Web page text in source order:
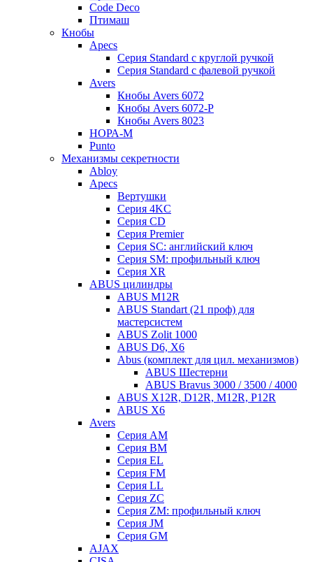
Code Deco
Птимаш
Кнобы
Apecs
Серия Standard с круглой ручкой
Серия Standard с фалевой ручкой
Avers
Кнобы Avers 6072
Кнобы Avers 6072-P
Кнобы Avers 8023
НОРА-М
Punto
Механизмы секретности
Abloy
Apecs
Вертушки
Серия 4KC
Серия CD
Серия Premier
Серия SC: английский ключ
Серия SM: профильный ключ
Серия XR
ABUS цилиндры
ABUS M12R
ABUS Standart (21 проф) для
мастерсистем
ABUS Zolit 1000
ABUS D6, X6
Abus (комплект для цил. механизмов)
ABUS Шестерни
ABUS Bravus 3000 / 3500 / 4000
ABUS X12R, D12R, M12R, P12R
ABUS X6
Avers
Серия AM
Серия BM
Серия EL
Серия FM
Серия LL
Серия ZC
Серия ZM: профильный ключ
Серия JM
Серия GM
AJAX